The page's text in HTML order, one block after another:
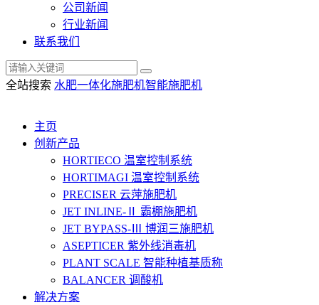
公司新闻
行业新闻
联系我们
全站搜索 水肥一体化施肥机智能施肥机
主页
创新产品
HORTIECO 温室控制系统
HORTIMAGI 温室控制系统
PRECISER 云萍施肥机
JET INLINE-Ⅱ 霸棚施肥机
JET BYPASS-Ⅲ 博润三施肥机
ASEPTICER 紫外线消毒机
PLANT SCALE 智能种植基质称
BALANCER 调酸机
解决方案